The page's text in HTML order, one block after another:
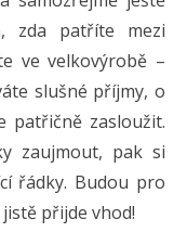
zda patříte mezi
ve velkovýrobě –
slušné příjmy, o
patřičně zasloužit.
zaujmout, pak si
řádky. Budou pro
přijde vhod!